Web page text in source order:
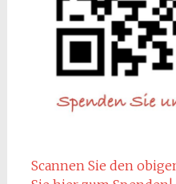
Scannen Sie den